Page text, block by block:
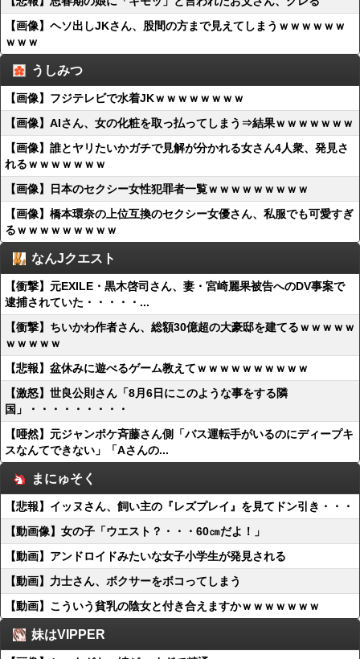
【画像】ヘソ出しJKさん、股間の方まで見えてしまうｗｗｗｗｗｗ
ｗｗｗ
うしみつ
【画像】フジテレビで水着JKｗｗｗｗｗｗｗｗ
【画像】AIさん、女の化粧を取っ払ってしまう⇒結果ｗｗｗｗｗｗｗ
【画像】誰とヤリたいかガチで見解が分かれる女さん4人衆、発見さ
れるｗｗｗｗｗｗｗ
【画像】日本のセクシー女性犯罪者一覧ｗｗｗｗｗｗｗｗｗ
【画像】橋本環奈の上位互換のセクシー女優さん、私服でも可愛すぎ
るｗｗｗｗｗｗｗｗｗ
なんJクエスト
【衝撃】元EXILE・黒木啓司さん、妻・宮崎麗果被告へのDV事案で
逮捕されていた・・・・・...
【衝撃】ちいかわ作者さん、総額30億超の大豪邸を建てるｗｗｗｗｗ
ｗｗｗｗｗ
【悲報】盆休みに遊べるゲーム教えてｗｗｗｗｗｗｗｗｗｗ
【激怒】世良公則さん「8月6日にこのような事をする隣
国」・・・・・・・・・
【唖然】元ジャンポケ斉藤さん側「バス運転手がいるのにディープキ
スなんてできない」「Aさんの...
まにゅそく
【悲報】イッヌさん、飼い主の『レズプレイ』を見てドン引き・・・
【動画像】女の子「ウエスト？・・・60㎝だよ！」
【動画】アンドロイドみたいな女子小学生が発見される
【動画】力士さん、ボクサーをボコってしまう
【動画】こういう貧乳の陰女と付き合えますかｗｗｗｗｗｗｗ
妹はVIPPER